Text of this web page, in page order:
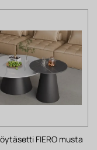
FIERO musta